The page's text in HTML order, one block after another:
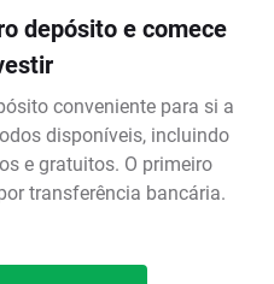
depósito e comece
conveniente para si a
disponíveis, incluindo
e gratuitos. O primeiro
transferência bancária.